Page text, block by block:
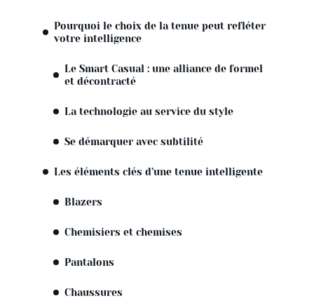
Pourquoi le choix de la tenue peut refléter
votre intelligence
Le Smart Casual : une alliance de formel
et décontracté
La technologie au service du style
Se démarquer avec subtilité
Les éléments clés d’une tenue intelligente
Blazers
Chemisiers et chemises
Pantalons
Chaussures